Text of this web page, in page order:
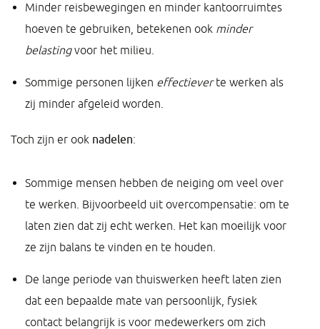
Minder reisbewegingen en minder kantoorruimtes
hoeven te gebruiken, betekenen ook minder
belastingvoor het milieu.
Sommige personen lijken effectieverte werken als
zij minder afgeleid worden.
Toch zijn er ook nadelen:
Sommige mensen hebben de neiging om veel over
te werken. Bijvoorbeeld uit overcompensatie: om te
laten zien dat zij echt werken. Het kan moeilijk voor
ze zijn balans te vinden en te houden.
De lange periode van thuiswerken heeft laten zien
dat een bepaalde mate van persoonlijk, fysiek
contact belangrijk is voor medewerkers om zich